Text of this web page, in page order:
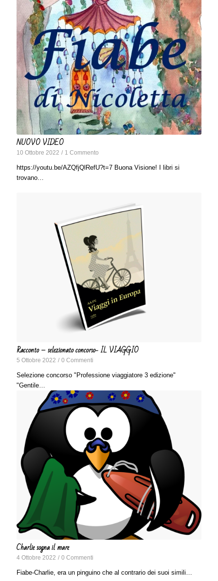
NUOVO VIDEO
10 Ottobre 2022 / 1 Commento
https://youtu.be/AZQfjQlRefU?t=7 Buona Visione! I libri si
trovano…
Racconto – selezionato concorso- IL VIAGGIO
5 Ottobre 2022 / 0 Commenti
Selezione concorso "Professione viaggiatore 3 edizione"
"Gentile…
Charlie sogna il mare
4 Ottobre 2022 / 0 Commenti
Fiabe-Charlie, era un pinguino che al contrario dei suoi simili…